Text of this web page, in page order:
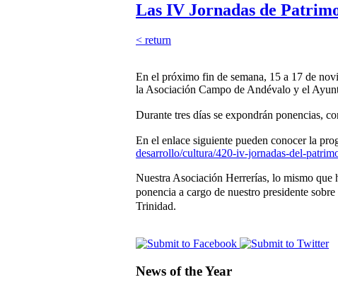
Las IV Jornadas de
< return
En el próximo fin de semana, 15 a 17 de
la Asociación Campo de Andévalo y el
Durante tres días se expondrán ponencias,
En el enlace siguiente pueden conocer la
desarrollo/cultura/420-iv-jornadas-del-
Nuestra Asociación Herrerías, lo mismo que
ponencia a cargo de nuestro presidente
Trinidad.
News of the Year